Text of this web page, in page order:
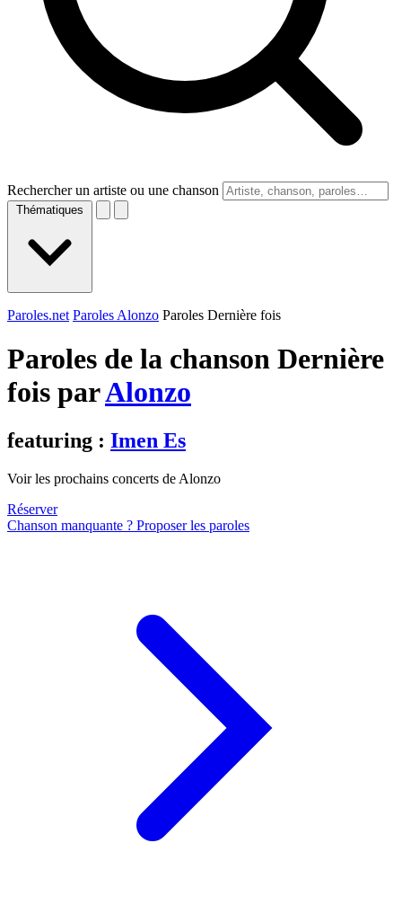
Rechercher un artiste ou une chanson
Thématiques
Paroles.net Paroles Alonzo Paroles Dernière fois
Paroles de la chanson Dernière
fois parAlonzo
featuring : Imen Es
Voir les prochains concerts de Alonzo
Réserver
Chanson manquante ? Proposer les paroles